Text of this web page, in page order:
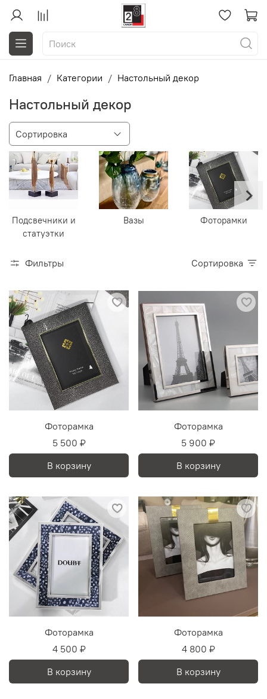
Главная Категории Настольный декор
Настольный декор
Подсвечники и
статуэтки
Вазы Фоторамки
Фильтры Сортировка
Фоторамка
5 500 ₽
В корзину
Фоторамка
5 900 ₽
В корзину
Фоторамка
4 500 ₽
В корзину
Фоторамка
4 800 ₽
В корзину